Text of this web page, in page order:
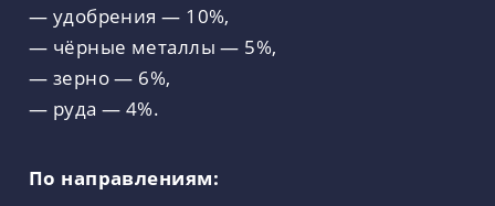
— удобрения — 10%,
— чёрные металлы — 5%,
— зерно — 6%,
— руда — 4%.
По направлениям: